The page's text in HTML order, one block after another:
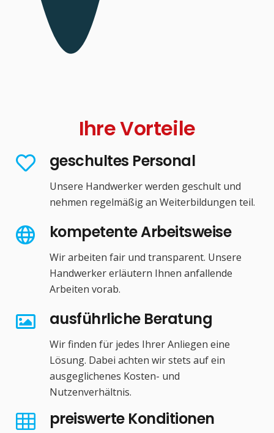
Ihre Vorteile
geschultes Personal
Unsere Handwerker werden geschult und
nehmen regelmäßig an Weiterbildungen teil.
kompetente Arbeitsweise
Wir arbeiten fair und transparent. Unsere
Handwerker erläutern Ihnen anfallende
Arbeiten vorab.
ausführliche Beratung
Wir finden für jedes Ihrer Anliegen eine
Lösung. Dabei achten wir stets auf ein
ausgeglichenes Kosten- und
Nutzenverhältnis.
preiswerte Konditionen